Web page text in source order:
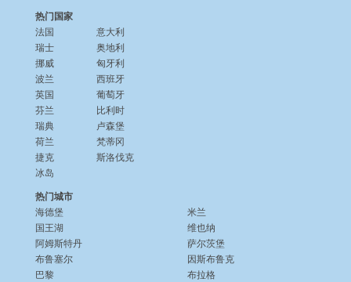
热门国家
法国
瑞士
挪威
波兰
英国
芬兰
瑞典
荷兰
捷克
冰岛
意大利
奥地利
匈牙利
西班牙
葡萄牙
比利时
卢森堡
梵蒂冈
斯洛伐克
热门城市
海德堡
国王湖
阿姆斯特丹
布鲁塞尔
巴黎
米兰
维也纳
萨尔茨堡
因斯布鲁克
布拉格